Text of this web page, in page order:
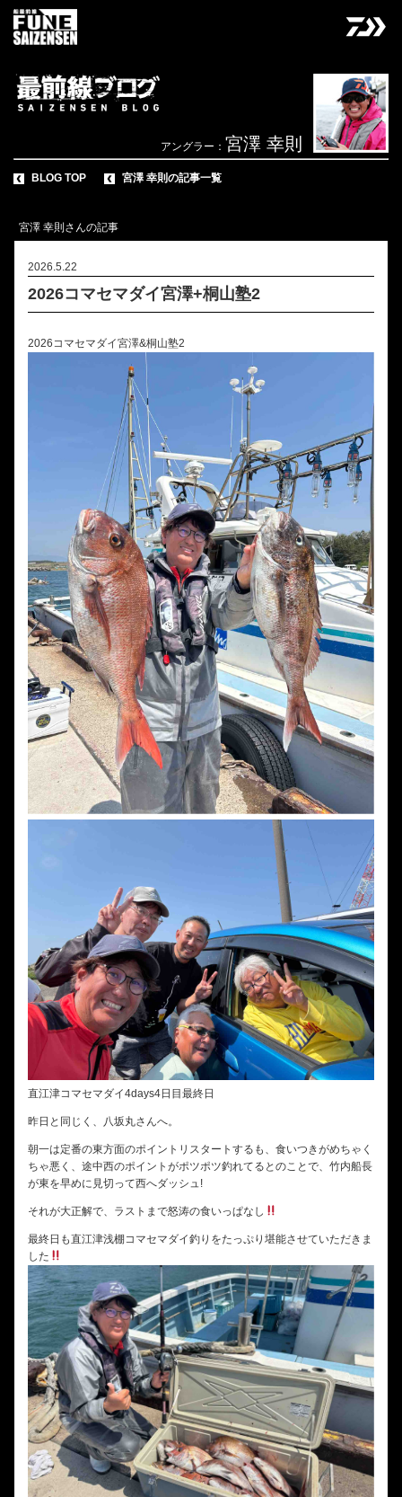
アングラー： 宮澤 幸則
BLOG TOP 宮澤 幸則の記事一覧
宮澤 幸則さんの記事
2026.5.22
2026コマセマダイ宮澤+桐山塾2
2026コマセマダイ宮澤&桐山塾2
直江津コマセマダイ4days4日目最終日
昨日と同じく、八坂丸さんへ。
朝一は定番の東方面のポイントリスタートするも、食いつきがめちゃく
ちゃ悪く、途中西のポイントがポツポツ釣れてるとのことで、竹内船長
が東を早めに見切って西へダッシュ!
それが大正解で、ラストまで怒涛の食いっぱなし
最終日も直江津浅棚コマセマダイ釣りをたっぷり堪能させていただきま
した